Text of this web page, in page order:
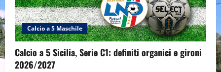
Calcio a 5 Maschile
Calcio a 5 Sicilia, Serie C1: definiti organici e gironi
2026/2027